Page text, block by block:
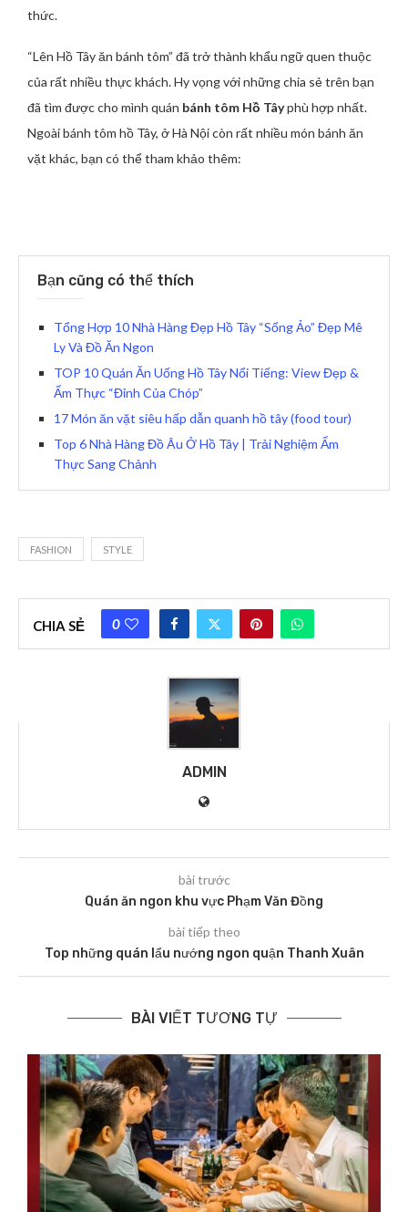
thức.
“Lên Hồ Tây ăn bánh tôm” đã trở thành khẩu ngữ quen thuộc
của rất nhiều thực khách. Hy vọng với những chia sẻ trên bạn
đã tìm được cho mình quán bánh tôm Hồ Tâyphù hợp nhất.
Ngoài bánh tôm hồ Tây, ở Hà Nội còn rất nhiều món bánh ăn
vặt khác, bạn có thể tham khảo thêm:
Bạn cũng có thể thích
Tổng Hợp 10 Nhà Hàng Đẹp Hồ Tây “Sống Ảo” Đẹp Mê
Ly Và Đồ Ăn Ngon
TOP 10 Quán Ăn Uống Hồ Tây Nổi Tiếng: View Đẹp &
Ẩm Thực “Đỉnh Của Chóp”
17 Món ăn vặt siêu hấp dẫn quanh hồ tây (food tour)
Top 6 Nhà Hàng Đồ Âu Ở Hồ Tây | Trải Nghiệm Ẩm
Thực Sang Chảnh
FASHION STYLE
CHIA SẺ 0
ADMIN
bài trước
Quán ăn ngon khu vực Phạm Văn Đồng
bài tiếp theo
Top những quán lẩu nướng ngon quận Thanh Xuân
BÀI VIẾT TƯƠNG TỰ